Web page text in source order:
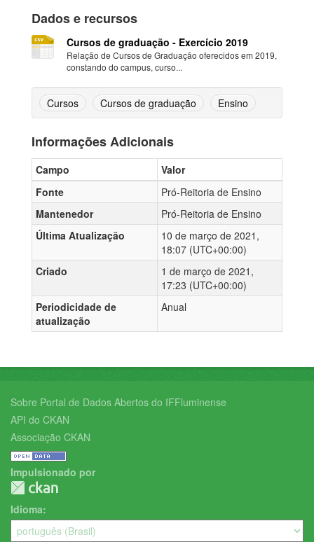
Dados e recursos
Cursos de graduação - Exercício 2019
Relação de Cursos de Graduação oferecidos em 2019,
constando do campus, curso...
Cursos Cursos de graduação Ensino
Informações Adicionais
Campo
Valor
Fonte
Pró-Reitoria de Ensino
Mantenedor
Pró-Reitoria de Ensino
Última Atualização
10 de março de 2021,
18:07 (UTC+00:00)
Criado
1 de março de 2021,
17:23 (UTC+00:00)
Periodicidade de
atualização
Anual
Sobre Portal de Dados Abertos do IFFluminense
API do CKAN
Associação CKAN
Impulsionado por
Idioma